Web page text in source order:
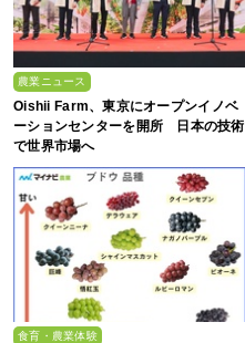
農業ニュース
Oishii Farm、東京にオープンイノベ
ーションセンターを開所 日本の技術
で世界市場へ
食育・農業体験